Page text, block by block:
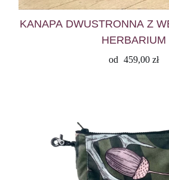
KANAPA DWUSTRONNA Z
HERBARIUM
od 459,00 zł